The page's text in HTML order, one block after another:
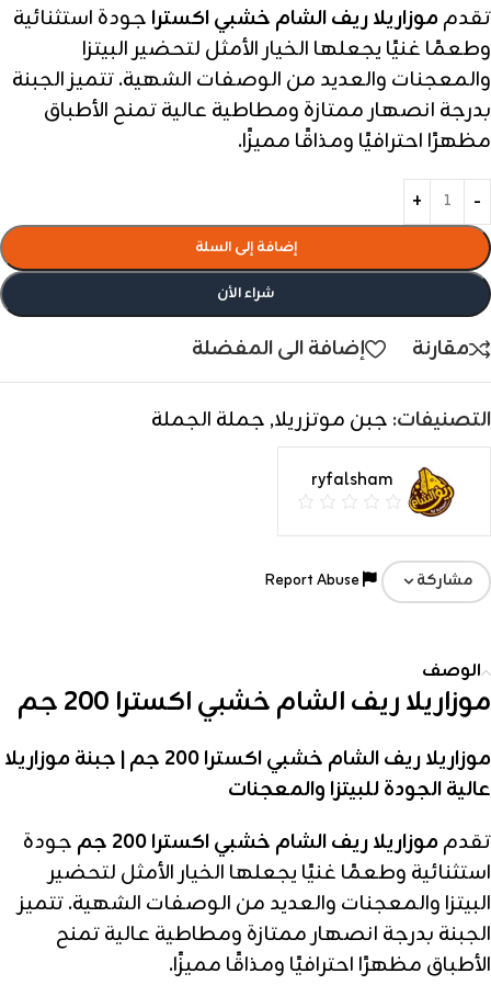
تقدم موزاريلا ريف الشام خشبي اكسترا جودة استثنائية
وطعمًا غنيًا يجعلها الخيار الأمثل لتحضير البيتزا
والمعجنات والعديد من الوصفات الشهية. تتميز الجبنة
بدرجة انصهار ممتازة ومطاطية عالية تمنح الأطباق
مظهرًا احترافيًا ومذاقًا مميزًا.
إضافة إلى السلة
شراء الأن
مقارنة إضافة الى المفضلة
التصنيفات: جبن موتزريلا, جملة الجملة
ryfalsham
مشاركة
الوصف
موزاريلا ريف الشام خشبي اكسترا 200 جم
موزاريلا ريف الشام خشبي اكسترا 200 جم | جبنة موزاريلا
عالية الجودة للبيتزا والمعجنات
تقدم موزاريلا ريف الشام خشبي اكسترا 200 جم
جودة
استثنائية وطعمًا غنيًا يجعلها الخيار الأمثل لتحضير
البيتزا والمعجنات والعديد من الوصفات الشهية. تتميز
الجبنة بدرجة انصهار ممتازة ومطاطية عالية تمنح
الأطباق مظهرًا احترافيًا ومذاقًا مميزًا.